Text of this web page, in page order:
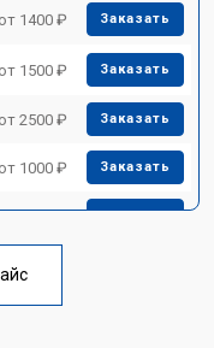
от 1400 ₽ Заказать
от 1500 ₽ Заказать
от 2500 ₽ Заказать
от 1000 ₽ Заказать
1600 ₽ Заказать
от 2000 ₽